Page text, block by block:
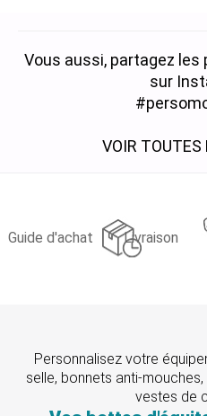
Vous aussi, partagez
sur
VOIR TOUTES
Guide d'achat Livraison
Personnalisez votre
selle, bonnets anti-
vestes de